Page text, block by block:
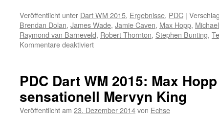
Veröffentlicht unter Dart WM 2015, Ergebnisse, PDC |
Brendan Dolan, James Wade, Jamie Caven, Max Hopp,
Raymond van Barneveld, Robert Thornton, Stephen Bunting,
Kommentare deaktiviertfür
2015:
Ergebnisse
9.
Spieltag
PDC Dart WM 2015: Max
sensationell Mervyn King
Veröffentlicht am 23. Dezember 2014von Echse